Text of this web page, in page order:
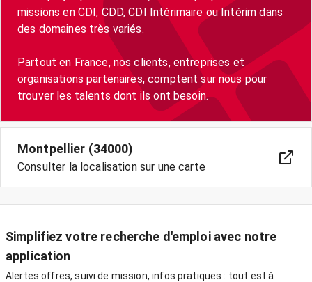
missions en CDI, CDD, CDI Intérimaire ou Intérim dans
des domaines très variés.
Partout en France, nos clients, entreprises et
organisations partenaires, comptent sur nous pour
trouver les talents dont ils ont besoin.
Montpellier (34000)
Consulter la localisation sur une carte
Simplifiez votre recherche d'emploi avec notre
application
Alertes offres, suivi de mission, infos pratiques : tout est à